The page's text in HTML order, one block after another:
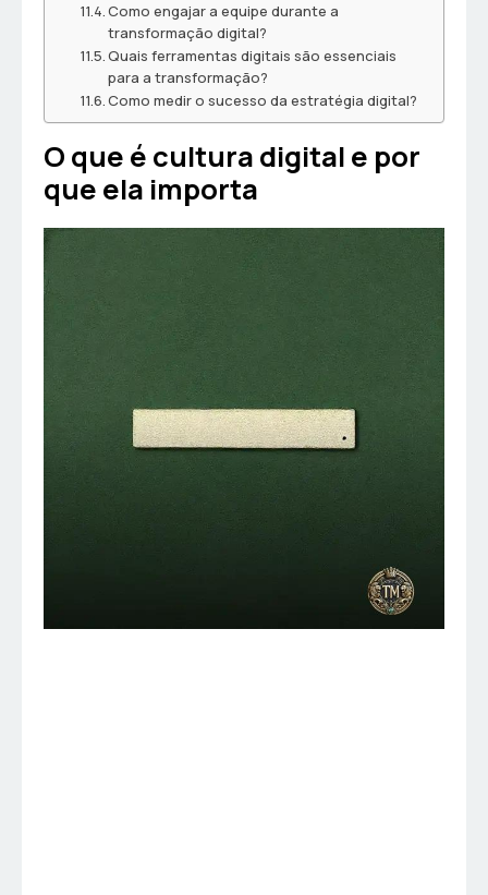
Como engajar a equipe durante a
transformação digital?
Quais ferramentas digitais são essenciais
para a transformação?
Como medir o sucesso da estratégia digital?
O que é cultura digital e por
que ela importa